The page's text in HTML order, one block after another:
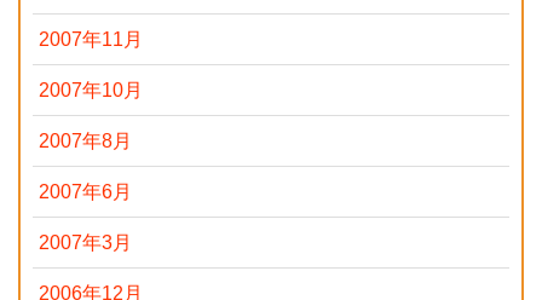
2007年11月
2007年10月
2007年8月
2007年6月
2007年3月
2006年12月